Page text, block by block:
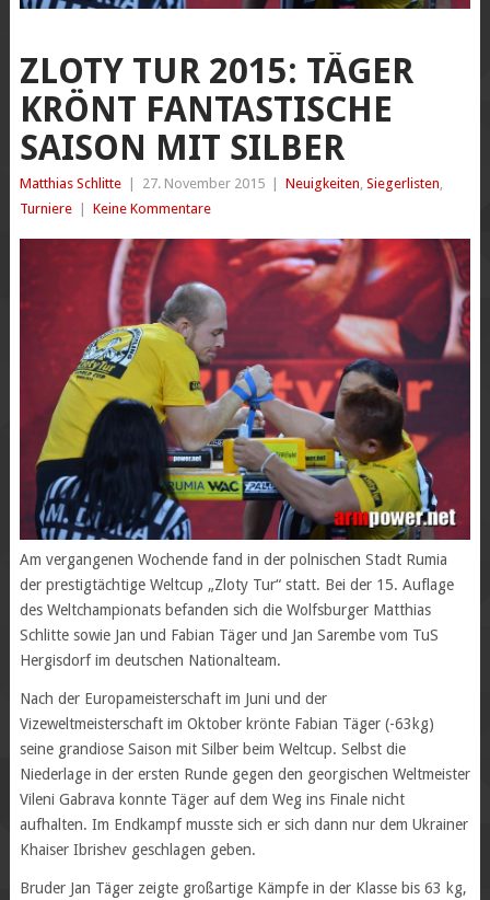
ZLOTY TUR 2015: TÄGER
KRÖNT FANTASTISCHE
SAISON MIT SILBER
Matthias Schlitte 27. November 2015 Neuigkeiten Siegerlisten
Turniere
Keine Kommentare
Am vergangenen Wochende fand in der polnischen Stadt Rumia
der prestigtächtige Weltcup „Zloty Tur“ statt. Bei der 15. Auflage
des Weltchampionats befanden sich die Wolfsburger Matthias
Schlitte sowie Jan und Fabian Täger und Jan Sarembe vom TuS
Hergisdorf im deutschen Nationalteam.
Nach der Europameisterschaft im Juni und der
Vizeweltmeisterschaft im Oktober krönte Fabian Täger (-63kg)
seine grandiose Saison mit Silber beim Weltcup. Selbst die
Niederlage in der ersten Runde gegen den georgischen Weltmeister
Vileni Gabrava konnte Täger auf dem Weg ins Finale nicht
aufhalten. Im Endkampf musste sich er sich dann nur dem Ukrainer
Khaiser Ibrishev geschlagen geben.
Bruder Jan Täger zeigte großartige Kämpfe in der Klasse bis 63 kg,